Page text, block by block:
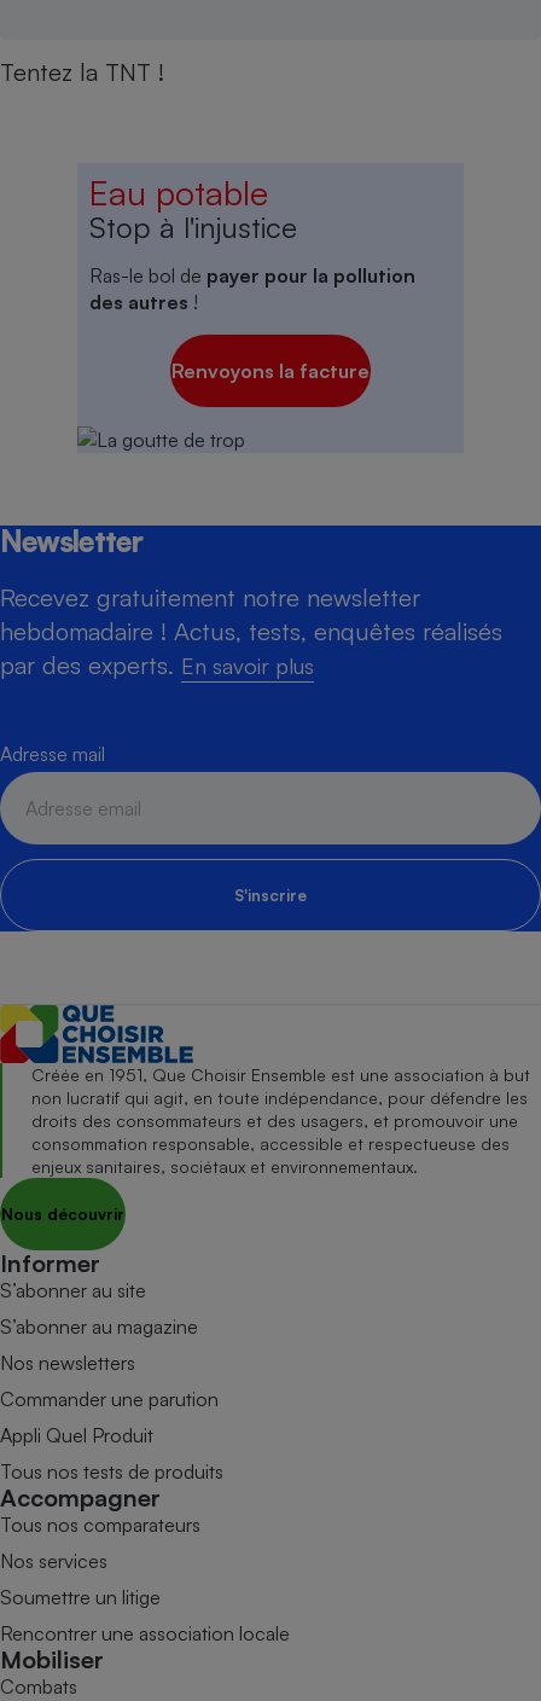
Tentez la TNT !
Eau potable
Stop à l'injustice
Ras-le bol de payer pour la pollution
des autres !
Renvoyons la facture
Newsletter
Recevez gratuitement notre newsletter
hebdomadaire ! Actus, tests, enquêtes réalisés
par des experts. En savoir plus
Adresse mail
S'inscrire
Créée en 1951, Que Choisir Ensemble est une association à but
non lucratif qui agit, en toute indépendance, pour défendre les
droits des consommateurs et des usagers, et promouvoir une
consommation responsable, accessible et respectueuse des
enjeux sanitaires, sociétaux et environnementaux.
Nous découvrir
Informer
S’abonner au site
S’abonner au magazine
Nos newsletters
Commander une parution
Appli Quel Produit
Tous nos tests de produits
Accompagner
Tous nos comparateurs
Nos services
Soumettre un litige
Rencontrer une association locale
Mobiliser
Combats